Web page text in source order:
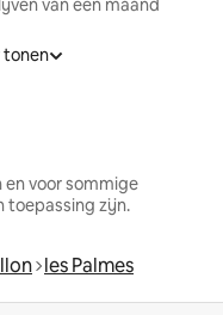
van een maand
tonen
voor sommige
toepassing zijn.
les Palmes